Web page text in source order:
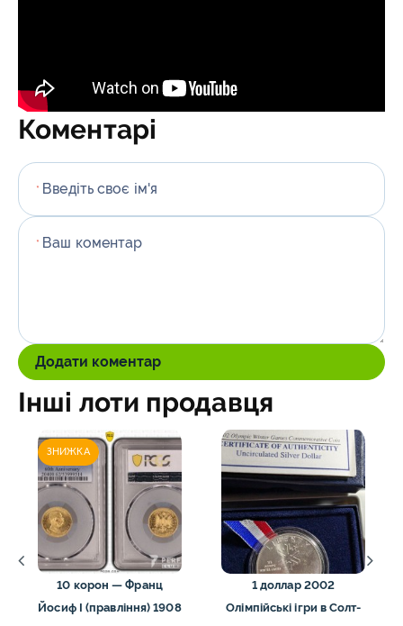
Коментарі
* Введіть своє ім'я
* Ваш коментар
Додати коментар
Інші лоти продавця
ЗНИЖКА
10 корон — Франц
Йосиф I (правління) 1908
1 доллар 2002
Олімпійські ігри в Солт-